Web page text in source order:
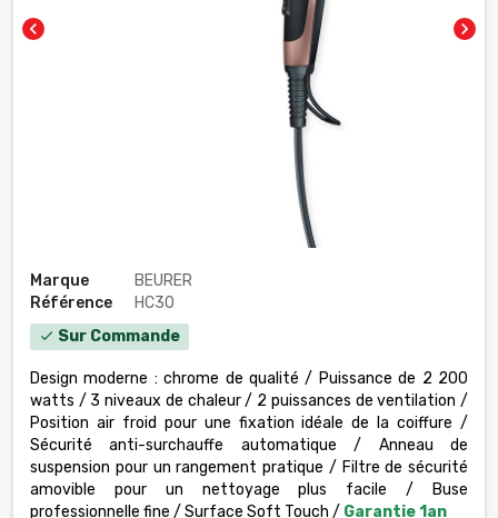
chevron_left chevron_right
Marque
BEURER
Référence
HC30
check Sur Commande
Design moderne : chrome de qualité / Puissance de 2 200
watts / 3 niveaux de chaleur / 2 puissances de ventilation /
Position air froid pour une fixation idéale de la coiffure /
Sécurité anti-surchauffe automatique / Anneau de
suspension pour un rangement pratique / Filtre de sécurité
amovible pour un nettoyage plus facile / Buse
professionnelle fine / Surface Soft Touch / Garantie 1an